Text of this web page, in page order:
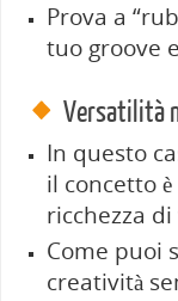
Prova a
tuo groove
Versatilità
In questo
il concetto
ricchezza
Come puoi
creatività